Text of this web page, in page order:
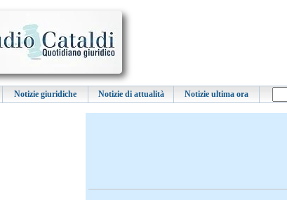
Notizie giuridiche Notizie di attualità Notizie ultima ora